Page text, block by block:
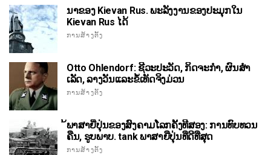
ນາຂອງ Kievan Rus. ພະລັງງານຂອງປະມຸກໃນ
Kievan Rus ໄດ້
ການສ້າງຕັ້ງ
Otto Ohlendorf: ຊີວະປະວັດ, ກິດຈະກໍາ, ຜົນສໍາ
ເລັດ, ລາງວັນແລະຂໍ້ເທັດຈິງມ່ວນ
ການສ້າງຕັ້ງ
້ພາສາຍີ່ປຸ່ນຂອງສົງຄາມໂລກຄັ້ງທີສອງ: ການທົບທວນ
ຄືນ, ຮູບພາບ. tank ພາສາຍີ່ປຸ່ນທີ່ດີທີ່ສຸດ
ການສ້າງຕັ້ງ